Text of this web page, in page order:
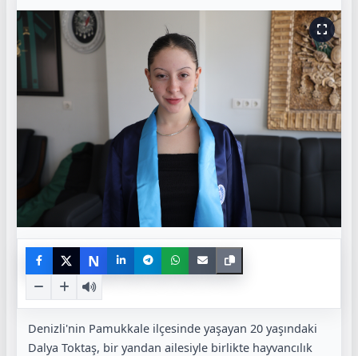
N
Denizli'nin Pamukkale ilçesinde yaşayan 20 yaşındaki
Dalya Toktaş, bir yandan ailesiyle birlikte hayvancılık